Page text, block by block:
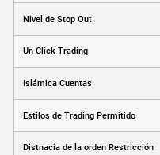
Nivel de Stop Out
Un Click Trading
Islámica Cuentas
Estilos de Trading Permitido
Distnacia de la orden Restricción